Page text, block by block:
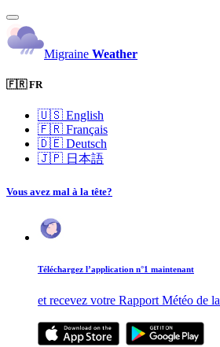
Migraine Weather
🇫🇷 FR
🇺🇸 English
🇫🇷 Français
🇩🇪 Deutsch
🇯🇵 日本語
Vous avez mal à la tête?
Téléchargez l’application n°1 maintenant
et recevez votre Rapport Météo de